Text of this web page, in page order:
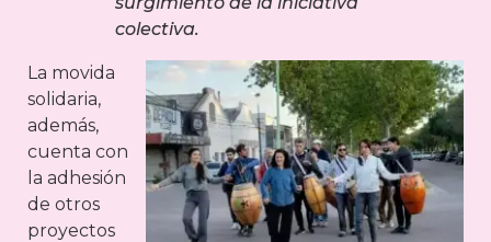
colectiva.
La movida
solidaria,
además,
cuenta con
la adhesión
de otros
proyectos